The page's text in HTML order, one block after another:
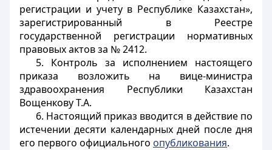
регистрации и учету в Республике Казахстан»,
зарегистрированный в Реестре
государственной регистрации нормативных
правовых актов за № 2412.
5. Контроль за исполнением настоящего
приказа возложить на вице-министра
здравоохранения Республики Казахстан
Вощенкову Т.А.
6. Настоящий приказ вводится в действие по
истечении десяти календарных дней после дня
его первого официального опубликования.